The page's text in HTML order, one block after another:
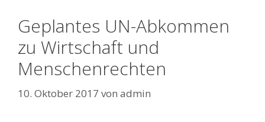
Geplantes UN-Abkommen
zu Wirtschaft und
Menschenrechten
10. Oktober 2017 von admin